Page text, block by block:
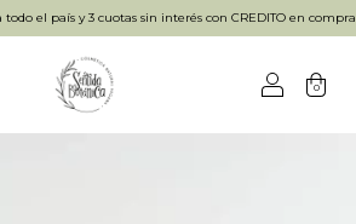
el país y 3 cuotas sin interés con CREDITO en compras
0